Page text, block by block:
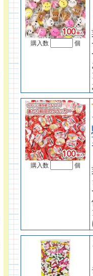
購入数 個
購入数 個